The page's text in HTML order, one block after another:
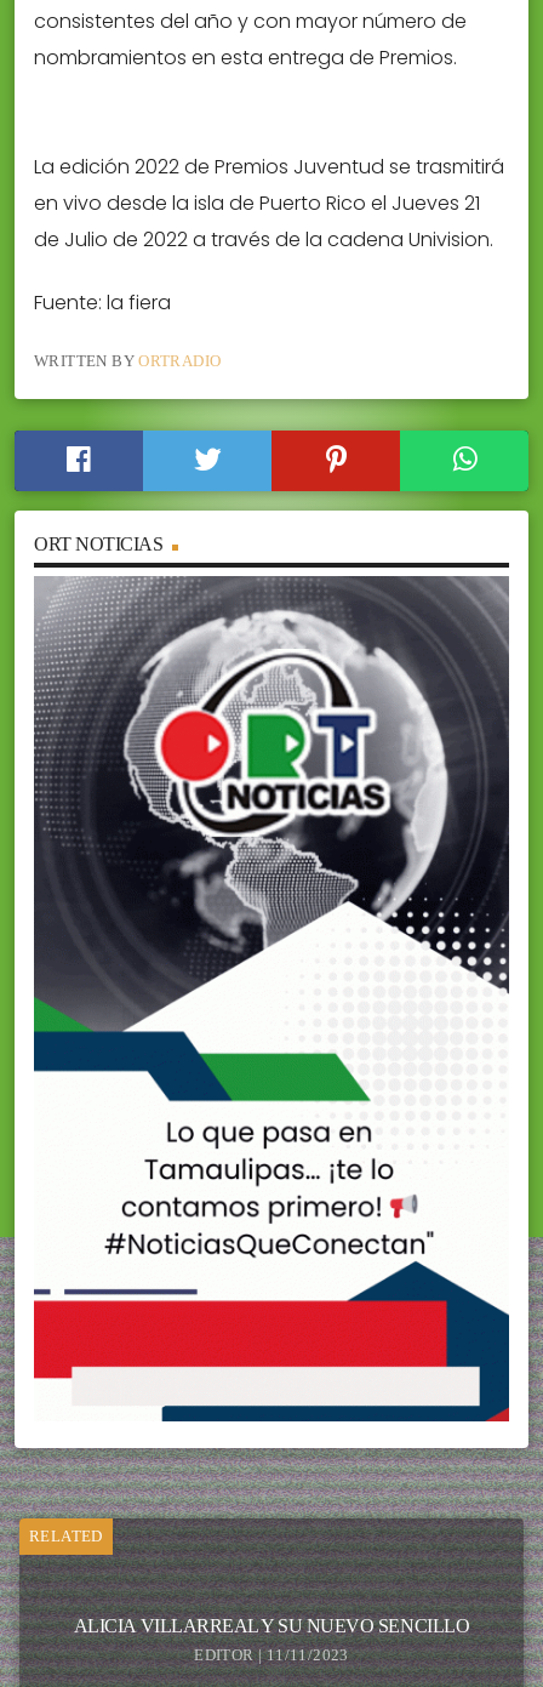
consistentes del año y con mayor número de
nombramientos en esta entrega de Premios.
La edición 2022 de Premios Juventud se trasmitirá
en vivo desde la isla de Puerto Rico el Jueves 21
de Julio de 2022 a través de la cadena Univision.
Fuente: la fiera
WRITTEN BYORTRADIO
ORT NOTICIAS
RELATED
ALICIA VILLARREAL Y SU NUEVO SENCILLO
EDITOR | 11/11/2023